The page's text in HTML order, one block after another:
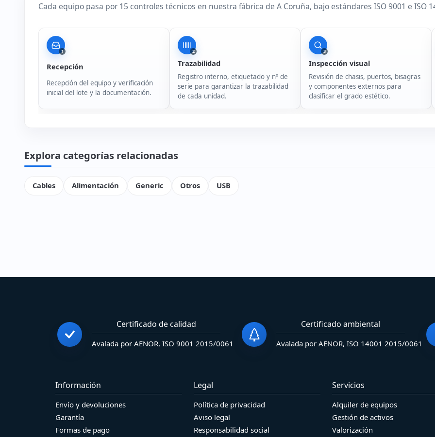
Cada equipo pasa por 15 controles técnicos en nuestra fábrica de A Coruña, bajo estándares ISO 9001 e ISO
1
Recepción
Recepción del equipo y verificación
inicial del lote y la documentación.
2
Trazabilidad
Registro interno, etiquetado y nº de
serie para garantizar la trazabilidad
de cada unidad.
3
Inspección visual
Revisión de chasis, puertos, bisagras
y componentes externos para
clasificar el grado estético.
Explora categorías relacionadas
Cables Alimentación Generic Otros USB
Certificado de calidad
Avalada por AENOR, ISO 9001 2015/0061
Certificado ambiental
Avalada por AENOR, ISO 14001 2015/0061
Información
Envío y devoluciones
Garantía
Formas de pago
Legal
Política de privacidad
Aviso legal
Responsabilidad social
Servicios
Alquiler de equipos
Gestión de activos
Valorización